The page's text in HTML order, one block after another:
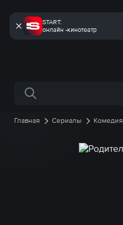
START:
онлайн -кинотеатр
Поиск по сайту
Главная Сериалы Комедия